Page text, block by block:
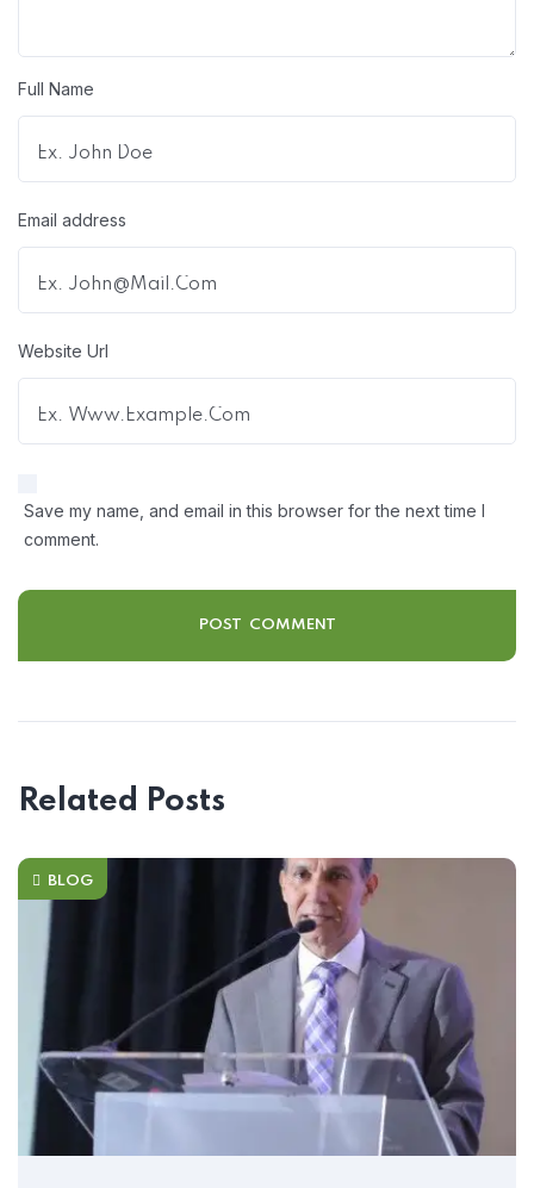
Full Name
Email address
Website Url
Save my name, and email in this browser for the next time I
comment.
Related Posts
BLOG